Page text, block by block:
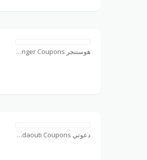
هوستنجر hostinger Coupons
دعوتي daouti Coupons